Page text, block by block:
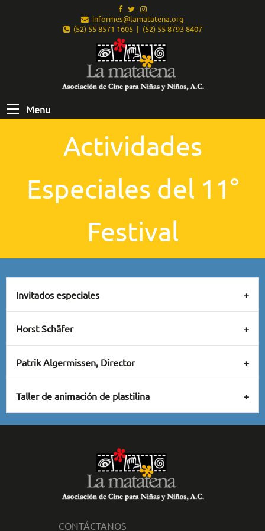
informes@lamatatena.org
(52) 55 8571 1605 | (52) 55 8793 8407
Menu
Actividades
Especiales del 11°
Festival
Invitados especiales
Horst Schäfer
Patrik Algermissen, Director
Taller de animación de plastilina
CONTÁCTANOS